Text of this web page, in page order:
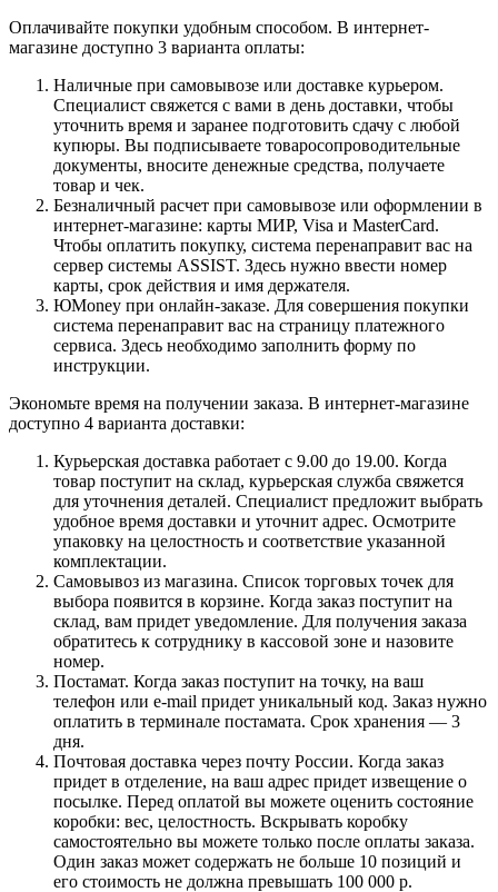
Оплачивайте покупки удобным способом. В интернет-
магазине доступно 3 варианта оплаты:
Наличные при самовывозе или доставке курьером.
Специалист свяжется с вами в день доставки, чтобы
уточнить время и заранее подготовить сдачу с любой
купюры. Вы подписываете товаросопроводительные
документы, вносите денежные средства, получаете
товар и чек.
Безналичный расчет при самовывозе или оформлении в
интернет-магазине: карты МИР, Visa и MasterCard.
Чтобы оплатить покупку, система перенаправит вас на
сервер системы ASSIST. Здесь нужно ввести номер
карты, срок действия и имя держателя.
ЮMoney при онлайн-заказе. Для совершения покупки
система перенаправит вас на страницу платежного
сервиса. Здесь необходимо заполнить форму по
инструкции.
Экономьте время на получении заказа. В интернет-магазине
доступно 4 варианта доставки:
Курьерская доставка работает с 9.00 до 19.00. Когда
товар поступит на склад, курьерская служба свяжется
для уточнения деталей. Специалист предложит выбрать
удобное время доставки и уточнит адрес. Осмотрите
упаковку на целостность и соответствие указанной
комплектации.
Самовывоз из магазина. Список торговых точек для
выбора появится в корзине. Когда заказ поступит на
склад, вам придет уведомление. Для получения заказа
обратитесь к сотруднику в кассовой зоне и назовите
номер.
Постамат. Когда заказ поступит на точку, на ваш
телефон или e-mail придет уникальный код. Заказ нужно
оплатить в терминале постамата. Срок хранения — 3
дня.
Почтовая доставка через почту России. Когда заказ
придет в отделение, на ваш адрес придет извещение о
посылке. Перед оплатой вы можете оценить состояние
коробки: вес, целостность. Вскрывать коробку
самостоятельно вы можете только после оплаты заказа.
Один заказ может содержать не больше 10 позиций и
его стоимость не должна превышать 100 000 р.